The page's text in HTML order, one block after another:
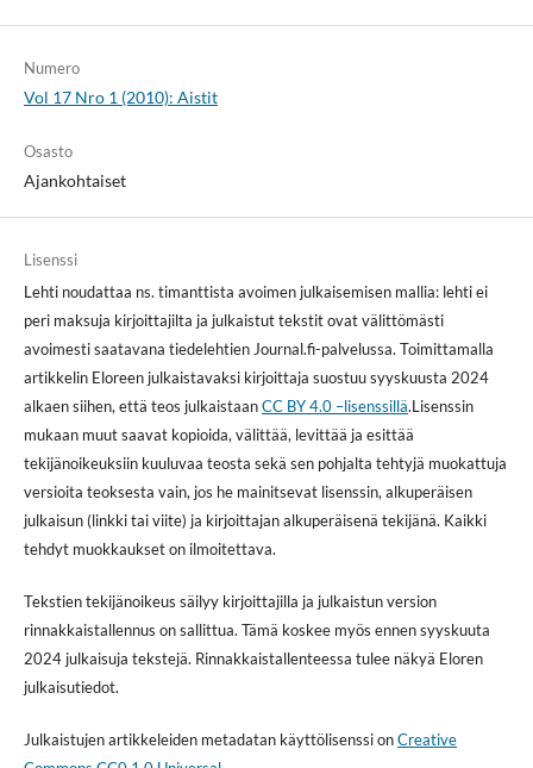
Numero
Vol 17 Nro 1 (2010): Aistit
Osasto
Ajankohtaiset
Lisenssi
Lehti noudattaa ns. timanttista avoimen julkaisemisen mallia: lehti ei
peri maksuja kirjoittajilta ja julkaistut tekstit ovat välittömästi
avoimesti saatavana tiedelehtien Journal.fi-palvelussa. Toimittamalla
artikkelin Eloreen julkaistavaksi kirjoittaja suostuu syyskuusta 2024
alkaen siihen, että teos julkaistaanCC BY 4.0 –lisenssillä.Lisenssin
mukaan muut saavat kopioida, välittää, levittää ja esittää
tekijänoikeuksiin kuuluvaa teosta sekä sen pohjalta tehtyjä muokattuja
versioita teoksesta vain, jos he mainitsevat lisenssin, alkuperäisen
julkaisun (linkki tai viite) ja kirjoittajan alkuperäisenä tekijänä. Kaikki
tehdyt muokkaukset on ilmoitettava.
Tekstien tekijänoikeus säilyy kirjoittajilla ja julkaistun version
rinnakkaistallennus on sallittua. Tämä koskee myös ennen syyskuuta
2024 julkaisuja tekstejä. Rinnakkaistallenteessa tulee näkyä Eloren
julkaisutiedot.
Julkaistujen artikkeleiden metadatan käyttölisenssi onCreative